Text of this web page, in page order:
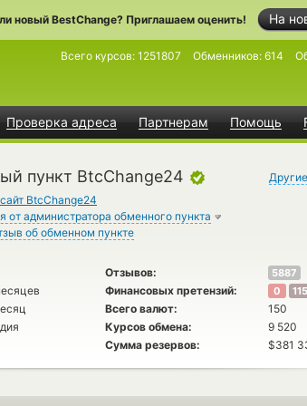
На
новый BestChange? Приглашаем оценить!
Проверка адреса Партнерам Помощь
Всего курсов: 1251807 Обменников: 614
пункт BtcChange24
BtcChange24
от администратора обменного пункта
об обменном пункте
Отзывов: 5887
Финансовых претензий: 0 115
Всего валют:
150
Курсов обмена:
9 520
Сумма резервов: $381